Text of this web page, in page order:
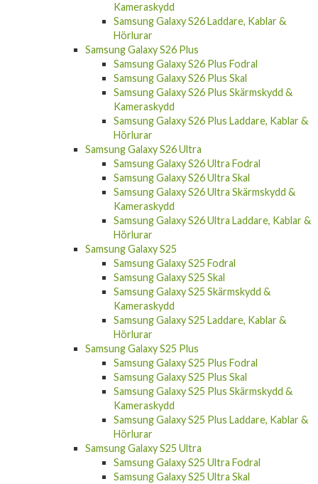
Kameraskydd
Samsung Galaxy S26 Laddare, Kablar &
Hörlurar
Samsung Galaxy S26 Plus
Samsung Galaxy S26 Plus Fodral
Samsung Galaxy S26 Plus Skal
Samsung Galaxy S26 Plus Skärmskydd &
Kameraskydd
Samsung Galaxy S26 Plus Laddare, Kablar &
Hörlurar
Samsung Galaxy S26 Ultra
Samsung Galaxy S26 Ultra Fodral
Samsung Galaxy S26 Ultra Skal
Samsung Galaxy S26 Ultra Skärmskydd &
Kameraskydd
Samsung Galaxy S26 Ultra Laddare, Kablar &
Hörlurar
Samsung Galaxy S25
Samsung Galaxy S25 Fodral
Samsung Galaxy S25 Skal
Samsung Galaxy S25 Skärmskydd &
Kameraskydd
Samsung Galaxy S25 Laddare, Kablar &
Hörlurar
Samsung Galaxy S25 Plus
Samsung Galaxy S25 Plus Fodral
Samsung Galaxy S25 Plus Skal
Samsung Galaxy S25 Plus Skärmskydd &
Kameraskydd
Samsung Galaxy S25 Plus Laddare, Kablar &
Hörlurar
Samsung Galaxy S25 Ultra
Samsung Galaxy S25 Ultra Fodral
Samsung Galaxy S25 Ultra Skal